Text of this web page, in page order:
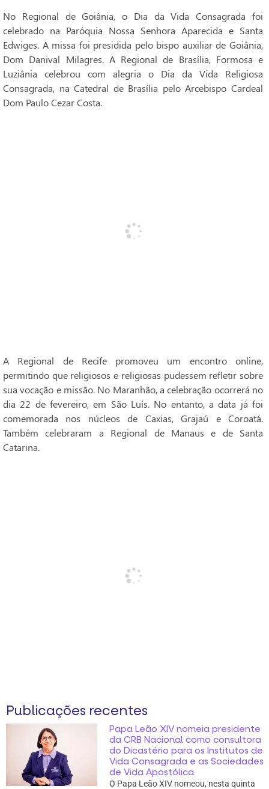
No Regional de Goiânia, o Dia da Vida Consagrada foi
celebrado na Paróquia Nossa Senhora Aparecida e Santa
Edwiges. A missa foi presidida pelo bispo auxiliar de Goiânia,
Dom Danival Milagres. A Regional de Brasília, Formosa e
Luziânia celebrou com alegria o Dia da Vida Religiosa
Consagrada, na Catedral de Brasília pelo Arcebispo Cardeal
Dom Paulo Cezar Costa.
A Regional de Recife promoveu um encontro online,
permitindo que religiosos e religiosas pudessem refletir sobre
sua vocação e missão. No Maranhão, a celebração ocorrerá no
dia 22 de fevereiro, em São Luís. No entanto, a data já foi
comemorada nos núcleos de Caxias, Grajaú e Coroatá.
Também celebraram a Regional de Manaus e de Santa
Catarina.
Publicações recentes
Papa Leão XIV nomeia presidente
da CRB Nacional como consultora
do Dicastério para os Institutos de
Vida Consagrada e as Sociedades
de Vida Apostólica
O Papa Leão XIV nomeou, nesta quinta